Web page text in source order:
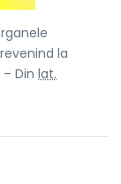
la
] – Din lat.